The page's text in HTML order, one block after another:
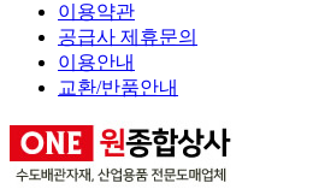
이용약관
공급사 제휴문의
이용안내
교환/반품안내